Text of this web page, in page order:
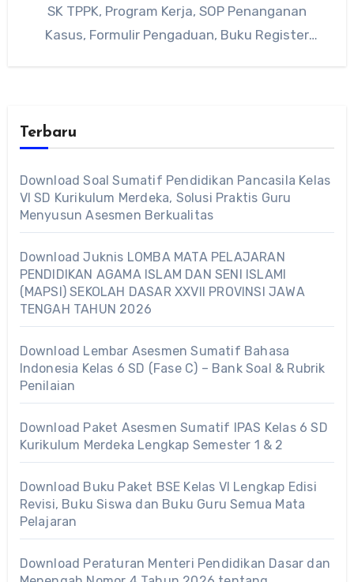
SK TPPK, Program Kerja, SOP Penanganan
Kasus, Formulir Pengaduan, Buku Register
Terbaru
Download Soal Sumatif Pendidikan Pancasila Kelas
VI SD Kurikulum Merdeka, Solusi Praktis Guru
Menyusun Asesmen Berkualitas
Download Juknis LOMBA MATA PELAJARAN
PENDIDIKAN AGAMA ISLAM DAN SENI ISLAMI
(MAPSI) SEKOLAH DASAR XXVII PROVINSI JAWA
TENGAH TAHUN 2026
Download Lembar Asesmen Sumatif Bahasa
Indonesia Kelas 6 SD (Fase C) – Bank Soal & Rubrik
Penilaian
Download Paket Asesmen Sumatif IPAS Kelas 6 SD
Kurikulum Merdeka Lengkap Semester 1 & 2
Download Buku Paket BSE Kelas VI Lengkap Edisi
Revisi, Buku Siswa dan Buku Guru Semua Mata
Pelajaran
Download Peraturan Menteri Pendidikan Dasar dan